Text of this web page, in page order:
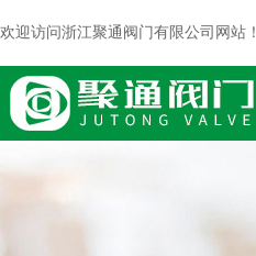
欢迎访问浙江聚通阀门有限公司网站！